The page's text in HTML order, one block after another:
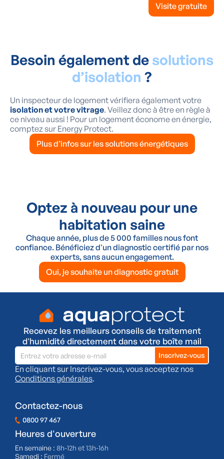
Visite gratuite
Besoin également de solutions
d’isolation ?
Un inspecteur de logement vérifiera également votre
isolation et votre vitrage. Veillez donc à être en règle à
ce niveau aussi ! Pour un logement économe en énergie,
comptez sur Energy Protect.
Plus d’infos sur les solutions énergétiques
Optez à nouveau pour une
habitation saine
Chaque année, plus de 5 000 familles nous font
confiance. Bénéficiez d'un diagnostic certifié par nos
experts, sans aucun engagement.
Oui, je souhaite un diagnostic gratuit
Recevez les meilleurs conseils de traitement
d'humidité directement dans votre boîte mail
En cliquant sur Inscrivez-vous, vous acceptez nos
Conditions générales.
Contactez-nous
0800 97 467
Heures d'ouverture
En semaine : 8h-12h et 13h-16h
Samedi : Fermé